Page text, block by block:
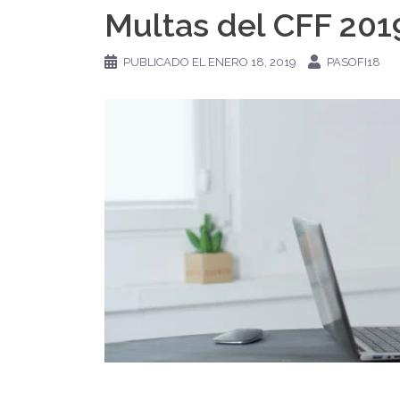
Multas del CFF
PUBLICADO EL ENERO 18, 2019 PASOFI18